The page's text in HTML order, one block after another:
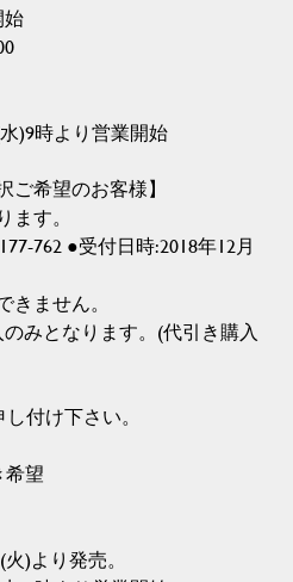
始
)9時より営業開始
ご希望のお客様】
す。
762 ●受付日時:2018年12月
きません。
のみとなります。(代引き購入
付け下さい。
望
)より発売。